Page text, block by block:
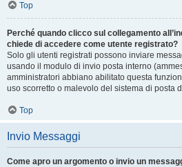
Top
Perché quando clicco sul collegamento
chiede di accedere come utente registrato?
Solo gli utenti registrati possono inviare
usando il modulo di invio posta interno
amministratori abbiano abilitato questa
uso scorretto o malevolo del sistema di posta
Top
Invio Messaggi
Come apro un argomento o invio un